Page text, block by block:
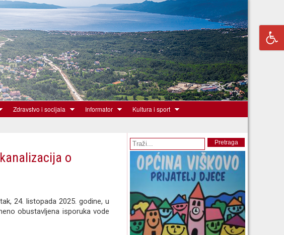
Zdravstvo i socijala Informator Kultura i sport
o
24. listopada 2025. godine, u
obustavljena isporuka vode
Obrazac pretrage Pretraga